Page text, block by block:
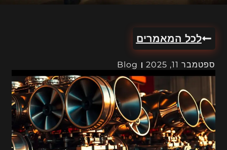
לכל המאמרים
ספטמבר 11, 2025 Blog